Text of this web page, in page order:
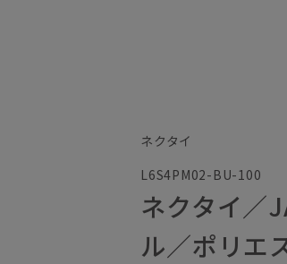
ネクタイ
L6S4PM02-BU-100
ネクタイ／
ル／ポリエ